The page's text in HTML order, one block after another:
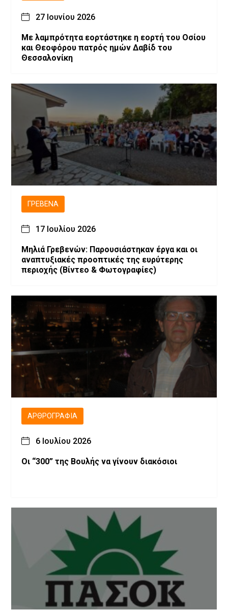
27 Ιουνίου 2026
Με λαμπρότητα εορτάστηκε η εορτή του Οσίου
και Θεοφόρου πατρός ημών Δαβίδ του
Θεσσαλονίκη
ΓΡΕΒΕΝΆ
17 Ιουλίου 2026
Μηλιά Γρεβενών: Παρουσιάστηκαν έργα και οι
αναπτυξιακές προοπτικές της ευρύτερης
περιοχής (Bίντεο & Φωτογραφίες)
ΑΡΘΡΟΓΡΑΦΊΑ
6 Ιουλίου 2026
Οι “300” της Βουλής να γίνουν διακόσιοι